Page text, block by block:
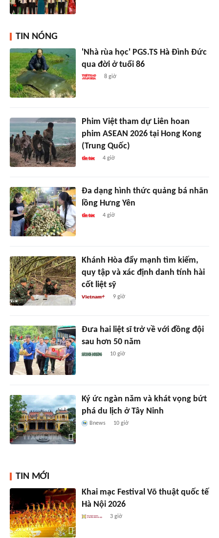
TIN NÓNG
'Nhà rùa học' PGS.TS Hà Đình Đức
qua đời ở tuổi 86
8 giờ
Phim Việt tham dự Liên hoan
phim ASEAN 2026 tại Hong Kong
(Trung Quốc)
4 giờ
Đa dạng hình thức quảng bá nhãn
lồng Hưng Yên
4 giờ
Khánh Hòa đẩy mạnh tìm kiếm,
quy tập và xác định danh tính hài
cốt liệt sỹ
9 giờ
Đưa hai liệt sĩ trở về với đồng đội
sau hơn 50 năm
10 giờ
Ký ức ngàn năm và khát vọng bứt
phá du lịch ở Tây Ninh
Bnews 10 giờ
TIN MỚI
Khai mạc Festival Võ thuật quốc tế
Hà Nội 2026
3 giờ